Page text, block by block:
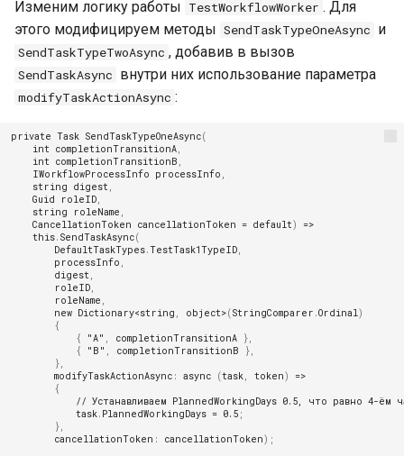
Регистрация документов
типового решения
Поиск документов в
решении
Справочник контрагентов
Отчёты
Диаграммы
Потоковый ввод
Настройки сервера
Создание/Редактирование
фоновых изображений
Функциональные роли
Подсистема ACL
Поиск по сообщениям в
Обсуждениях
Дополнительные настройки
для web-клиента
Локальная установка без
настройки IIS
контейнерами Docker
Возможные проблемы
Запуск desktop-приложений
TESSA на Linux с
использованием Wine
Установка ассистента web-
Изменим логику работы TestWorkflowWorker . Для
этого модифицируем методы SendTaskTypeOneAsync и
SendTaskTypeTwoAsync , добавив в вызов
SendTaskAsync внутри них использование параметра
modifyTaskActionAsync :
private Task SendTaskTypeOneAsync(
int completionTransitionA,
int completionTransitionB ,
IWorkflowProcessInfo processInfo ,
string digest,
Guid
roleID,
string
roleName ,
CancellationToken cancellationToken = default) =>
this. SendTaskAsync(
DefaultTaskTypes.TestTask1TypeID,
processInfo ,
digest,
roleID,
roleName ,
new Dictionary<string , object>(StringComparer .Ordinal)
{
{
"A" , completionTransitionA },
{
"B" , completionTransitionB
},
},
modifyTaskActionAsync : async (task, token) =>
{
// Устанавливаем PlannedWorkingDays 0.5, что равно 4-ём
task. PlannedWorkingDays = 0.5 ;
},
cancellationToken : cancellationToken);